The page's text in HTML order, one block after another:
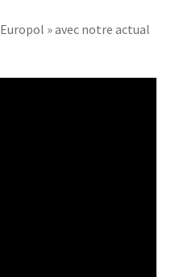
» avec notre actual